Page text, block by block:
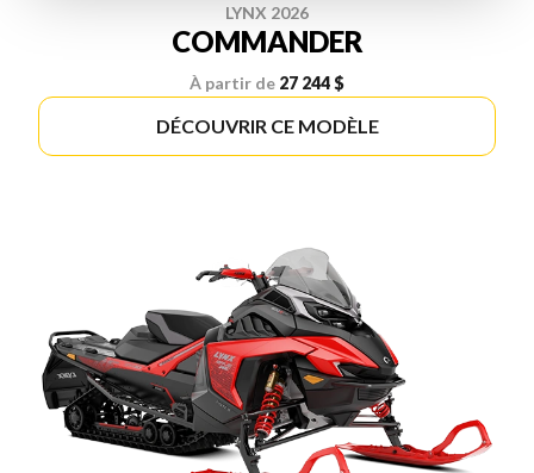
LYNX 2026
COMMANDER
À partir de 27 244 $
DÉCOUVRIR CE MODÈLE